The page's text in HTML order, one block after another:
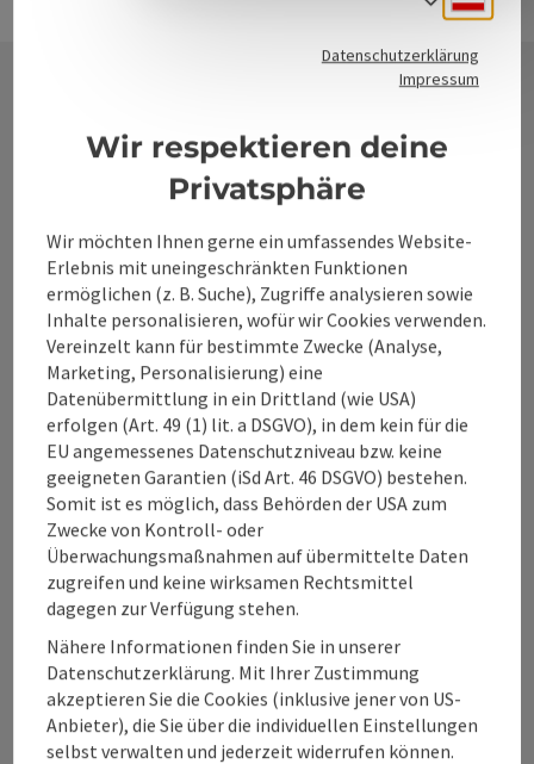
Kontakt
Alpenland Tourismus GmbH
Bahnhofstraße 2
4580 Windischgarsten
+43 50 360 360 360
info@360alpenland.com
InstagramFacebookYouTube
Kontaktformular
Datenschutzerklärung
Impressum
Wir respektieren deine
Privatsphäre
Wir möchten Ihnen gerne ein umfassendes Website-
Erlebnis mit uneingeschränkten Funktionen
ermöglichen (z. B. Suche), Zugriffe analysieren sowie
Inhalte personalisieren, wofür wir Cookies verwenden.
Vereinzelt kann für bestimmte Zwecke (Analyse,
Marketing, Personalisierung) eine
Datenübermittlung in ein Drittland (wie USA)
erfolgen (Art. 49 (1) lit. a DSGVO), in dem kein für die
EU angemessenes Datenschutzniveau bzw. keine
geeigneten Garantien (iSd Art. 46 DSGVO) bestehen.
Somit ist es möglich, dass Behörden der USA zum
Zwecke von Kontroll- oder
Überwachungsmaßnahmen auf übermittelte Daten
zugreifen und keine wirksamen Rechtsmittel
dagegen zur Verfügung stehen.
Nähere Informationen finden Sie in unserer
Datenschutzerklärung. Mit Ihrer Zustimmung
akzeptieren Sie die Cookies (inklusive jener von US-
Anbieter), die Sie über die individuellen Einstellungen
selbst verwalten und jederzeit widerrufen können.